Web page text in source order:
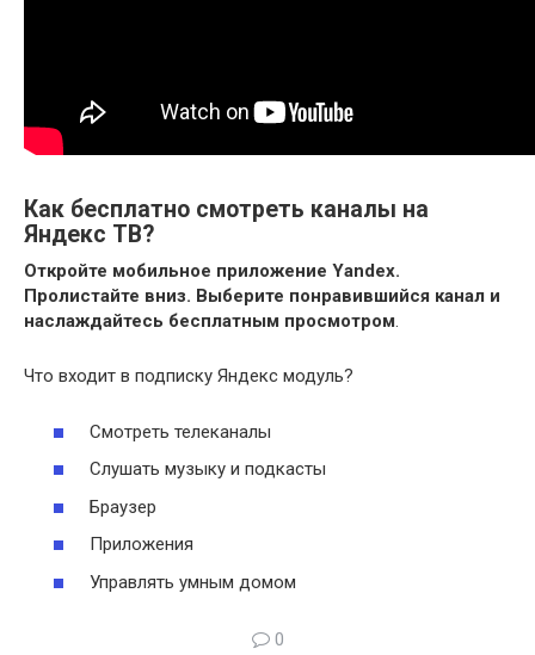
Как бесплатно смотреть каналы на
Яндекс ТВ?
Откройте мобильное приложение Yandex.
Пролистайте вниз. Выберите понравившийся канал и
наслаждайтесь бесплатным просмотром.
Что входит в подписку Яндекс модуль?
Смотреть телеканалы
Слушать музыку и подкасты
Браузер
Приложения
Управлять умным домом
0